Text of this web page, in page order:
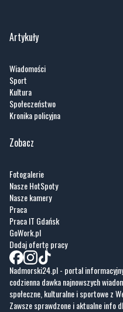
Artykuły
Wiadomości
Sport
Kultura
Społeczeństwo
Kronika policyjna
Zobacz
Fotogalerie
Nasze HotSpoty
Nasze kamery
Praca
Praca IT Gdańsk
GoWork.pl
Dodaj ofertę pracy
Nadmorski24.pl - portal
codzienna dawka najnowszych
społeczne, kulturalne i sportowe z
Zawsze sprawdzone i aktualne info